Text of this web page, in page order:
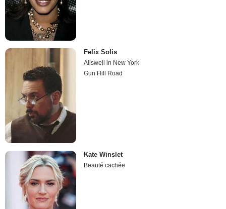
Felix Solis
Allswell in New York
Gun Hill Road
Kate Winslet
Beauté cachée